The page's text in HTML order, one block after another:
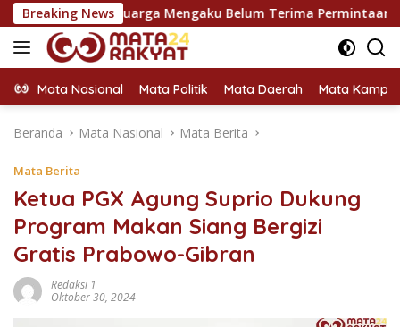
Langsung
ke
konten
Breaking News
Mengaku Belum Terima Permintaan Maaf
Mata Nasional Mata Politik Mata Daerah Mata
Beranda Mata Nasional Mata Berita
Mata Berita
Ketua PGX Agung Suprio Dukung
Program Makan Siang Bergizi
Gratis Prabowo-Gibran
Redaksi 1
Oktober 30, 2024